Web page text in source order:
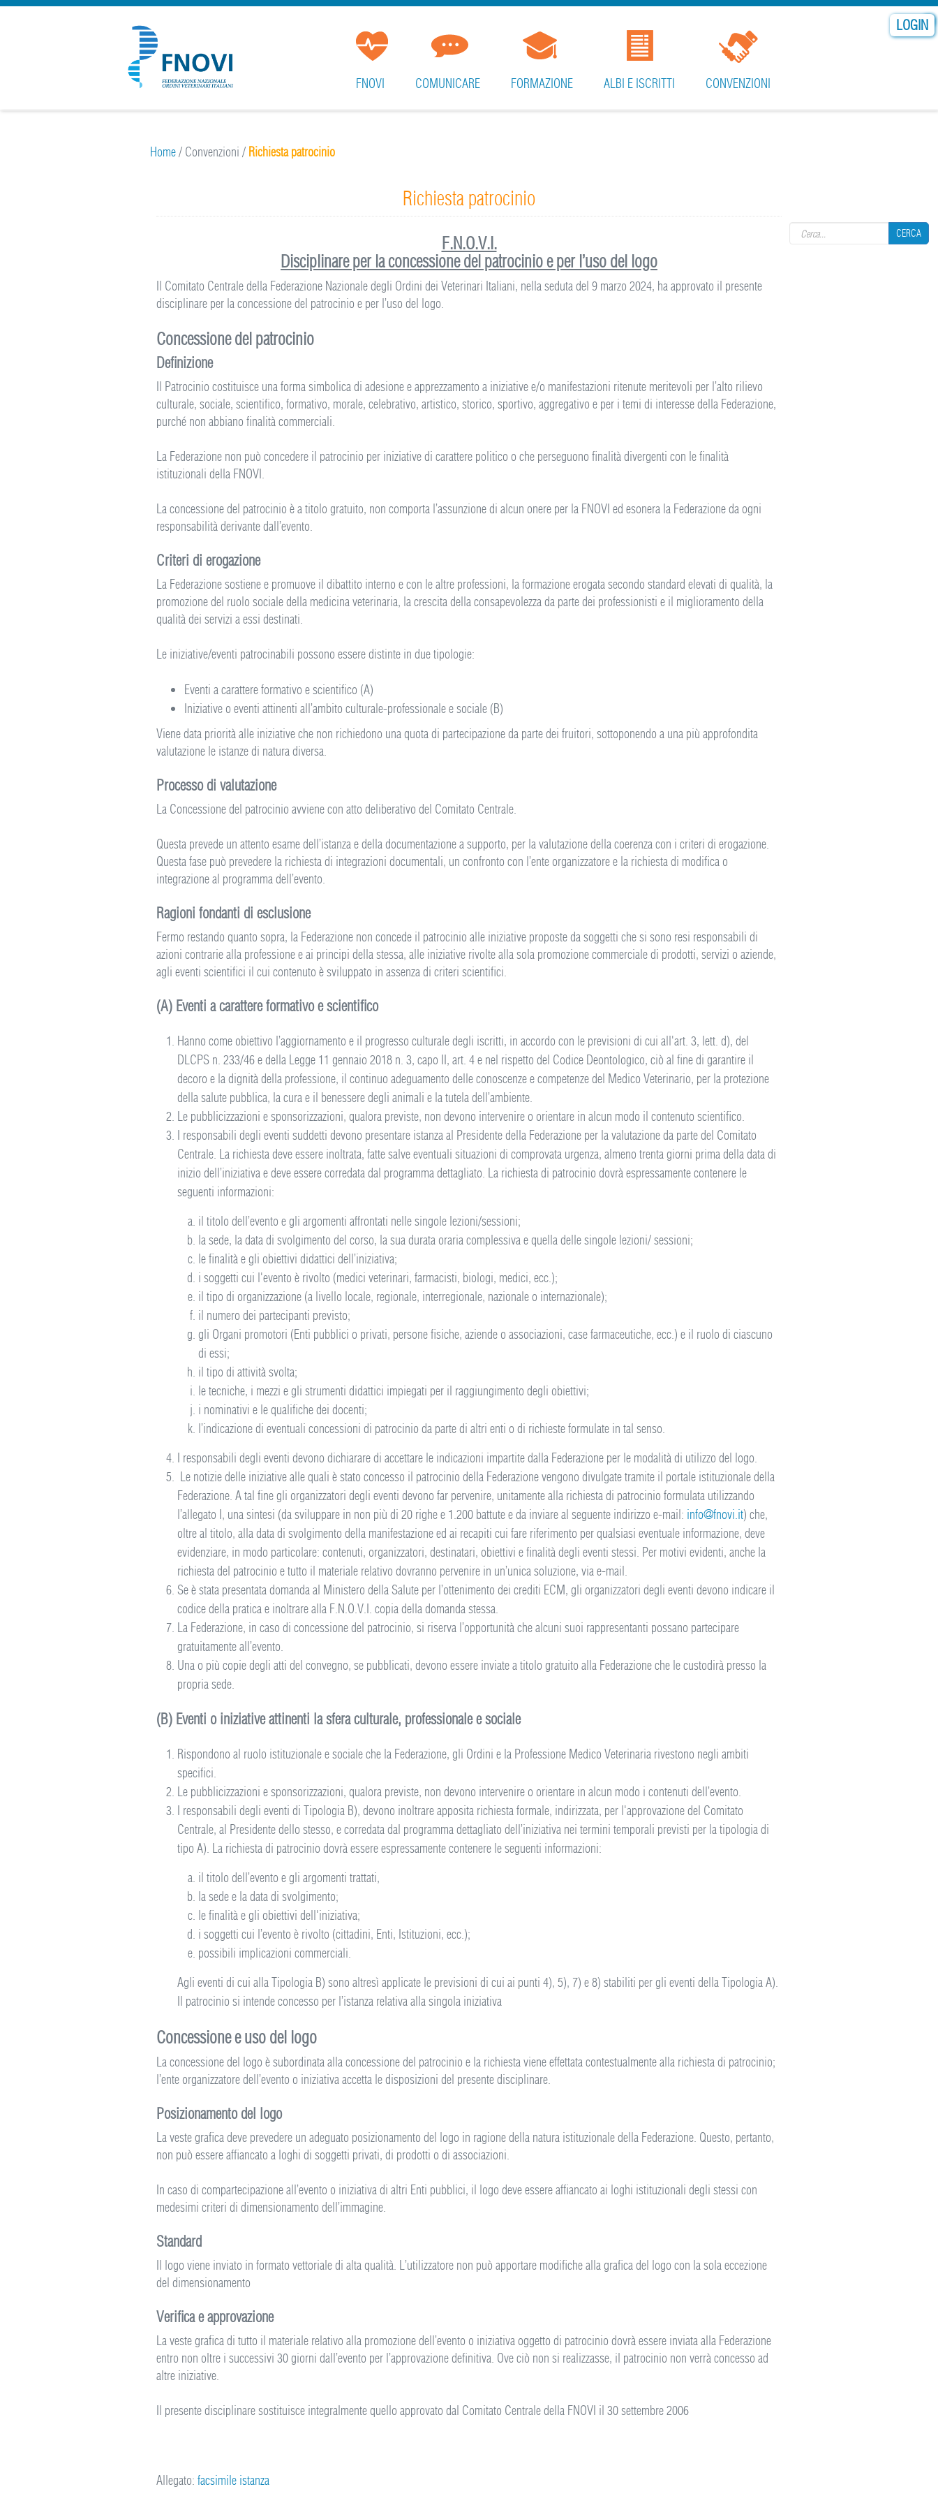
LOGIN
CERCA
FNOVI COMUNICARE FORMAZIONE ALBI E ISCRITTI CONVENZIONI
Home/ Convenzioni / Richiesta patrocinio
Richiesta patrocinio
F.N.O.V.I.
Disciplinare per la concessione del patrocinio e per l’uso del logo
Il Comitato Centrale della Federazione Nazionale degli Ordini dei Veterinari Italiani, nella seduta del 9 marzo 2024, ha approvato il presente
disciplinare per la concessione del patrocinio e per l’uso del logo.
Concessione del patrocinio
Definizione
Il Patrocinio costituisce una forma simbolica di adesione e apprezzamento a iniziative e/o manifestazioni ritenute meritevoli per l’alto rilievo
culturale, sociale, scientifico, formativo, morale, celebrativo, artistico, storico, sportivo, aggregativo e per i temi di interesse della Federazione,
purché non abbiano finalità commerciali.
La Federazione non può concedere il patrocinio per iniziative di carattere politico o che perseguono finalità divergenti con le finalità
istituzionali della FNOVI.
La concessione del patrocinio è a titolo gratuito, non comporta l’assunzione di alcun onere per la FNOVI ed esonera la Federazione da ogni
responsabilità derivante dall’evento.
Criteri di erogazione
La Federazione sostiene e promuove il dibattito interno e con le altre professioni, la formazione erogata secondo standard elevati di qualità, la
promozione del ruolo sociale della medicina veterinaria, la crescita della consapevolezza da parte dei professionisti e il miglioramento della
qualità dei servizi a essi destinati.
Le iniziative/eventi patrocinabili possono essere distinte in due tipologie:
Eventi a carattere formativo e scientifico (A)
Iniziative o eventi attinenti all’ambito culturale-professionale e sociale (B)
Viene data priorità alle iniziative che non richiedono una quota di partecipazione da parte dei fruitori, sottoponendo a una più approfondita
valutazione le istanze di natura diversa.
Processo di valutazione
La Concessione del patrocinio avviene con atto deliberativo del Comitato Centrale.
Questa prevede un attento esame dell’istanza e della documentazione a supporto, per la valutazione della coerenza con i criteri di erogazione.
Questa fase può prevedere la richiesta di integrazioni documentali, un confronto con l’ente organizzatore e la richiesta di modifica o
integrazione al programma dell’evento.
Ragioni fondanti di esclusione
Fermo restando quanto sopra, la Federazione non concede il patrocinio alle iniziative proposte da soggetti che si sono resi responsabili di
azioni contrarie alla professione e ai principi della stessa, alle iniziative rivolte alla sola promozione commerciale di prodotti, servizi o aziende,
agli eventi scientifici il cui contenuto è sviluppato in assenza di criteri scientifici.
(A) Eventi a carattere formativo e scientifico
Hanno come obiettivo l’aggiornamento e il progresso culturale degli iscritti, in accordo con le previsioni di cui all'art. 3, lett. d), del
DLCPS n. 233/46 e della Legge 11 gennaio 2018 n. 3, capo II, art. 4 e nel rispetto del Codice Deontologico, ciò al fine di garantire il
decoro e la dignità della professione, il continuo adeguamento delle conoscenze e competenze del Medico Veterinario, per la protezione
della salute pubblica, la cura e il benessere degli animali e la tutela dell’ambiente.
Le pubblicizzazioni e sponsorizzazioni, qualora previste, non devono intervenire o orientare in alcun modo il contenuto scientifico.
I responsabili degli eventi suddetti devono presentare istanza al Presidente della Federazione per la valutazione da parte del Comitato
Centrale. La richiesta deve essere inoltrata, fatte salve eventuali situazioni di comprovata urgenza, almeno trenta giorni prima della data di
inizio dell’iniziativa e deve essere corredata dal programma dettagliato. La richiesta di patrocinio dovrà espressamente contenere le
seguenti informazioni:
il titolo dell’evento e gli argomenti affrontati nelle singole lezioni/sessioni;
la sede, la data di svolgimento del corso, la sua durata oraria complessiva e quella delle singole lezioni/ sessioni;
le finalità e gli obiettivi didattici dell’iniziativa;
i soggetti cui l'evento è rivolto (medici veterinari, farmacisti, biologi, medici, ecc.);
il tipo di organizzazione (a livello locale, regionale, interregionale, nazionale o internazionale);
il numero dei partecipanti previsto;
gli Organi promotori (Enti pubblici o privati, persone fisiche, aziende o associazioni, case farmaceutiche, ecc.) e il ruolo di ciascuno
di essi;
il tipo di attività svolta;
le tecniche, i mezzi e gli strumenti didattici impiegati per il raggiungimento degli obiettivi;
i nominativi e le qualifiche dei docenti;
l’indicazione di eventuali concessioni di patrocinio da parte di altri enti o di richieste formulate in tal senso.
I responsabili degli eventi devono dichiarare di accettare le indicazioni impartite dalla Federazione per le modalità di utilizzo del logo.
Le notizie delle iniziative alle quali è stato concesso il patrocinio della Federazione vengono divulgate tramite il portale istituzionale della
Federazione. A tal fine gli organizzatori degli eventi devono far pervenire, unitamente alla richiesta di patrocinio formulata utilizzando
l’allegato I, una sintesi (da sviluppare in non più di 20 righe e 1.200 battute e da inviare al seguente indirizzo e-mail: info@fnovi.it) che,
oltre al titolo, alla data di svolgimento della manifestazione ed ai recapiti cui fare riferimento per qualsiasi eventuale informazione, deve
evidenziare, in modo particolare: contenuti, organizzatori, destinatari, obiettivi e finalità degli eventi stessi. Per motivi evidenti, anche la
richiesta del patrocinio e tutto il materiale relativo dovranno pervenire in un’unica soluzione, via e-mail.
Se è stata presentata domanda al Ministero della Salute per l’ottenimento dei crediti ECM, gli organizzatori degli eventi devono indicare il
codice della pratica e inoltrare alla F.N.O.V.I. copia della domanda stessa.
La Federazione, in caso di concessione del patrocinio, si riserva l’opportunità che alcuni suoi rappresentanti possano partecipare
gratuitamente all’evento.
Una o più copie degli atti del convegno, se pubblicati, devono essere inviate a titolo gratuito alla Federazione che le custodirà presso la
propria sede.
(B) Eventi o iniziative attinenti la sfera culturale, professionale e sociale
Rispondono al ruolo istituzionale e sociale che la Federazione, gli Ordini e la Professione Medico Veterinaria rivestono negli ambiti
specifici.
Le pubblicizzazioni e sponsorizzazioni, qualora previste, non devono intervenire o orientare in alcun modo i contenuti dell’evento.
I responsabili degli eventi di Tipologia B), devono inoltrare apposita richiesta formale, indirizzata, per l'approvazione del Comitato
Centrale, al Presidente dello stesso, e corredata dal programma dettagliato dell’iniziativa nei termini temporali previsti per la tipologia di
tipo A). La richiesta di patrocinio dovrà essere espressamente contenere le seguenti informazioni:
il titolo dell’evento e gli argomenti trattati,
la sede e la data di svolgimento;
le finalità e gli obiettivi dell'iniziativa;
i soggetti cui l’evento è rivolto (cittadini, Enti, Istituzioni, ecc.);
possibili implicazioni commerciali.
Agli eventi di cui alla Tipologia B) sono altresì applicate le previsioni di cui ai punti 4), 5), 7) e 8) stabiliti per gli eventi della Tipologia A).
Il patrocinio si intende concesso per l’istanza relativa alla singola iniziativa
Concessione e uso del logo
La concessione del logo è subordinata alla concessione del patrocinio e la richiesta viene effettata contestualmente alla richiesta di patrocinio;
l’ente organizzatore dell’evento o iniziativa accetta le disposizioni del presente disciplinare.
Posizionamento del logo
La veste grafica deve prevedere un adeguato posizionamento del logo in ragione della natura istituzionale della Federazione. Questo, pertanto,
non può essere affiancato a loghi di soggetti privati, di prodotti o di associazioni.
In caso di compartecipazione all’evento o iniziativa di altri Enti pubblici, il logo deve essere affiancato ai loghi istituzionali degli stessi con
medesimi criteri di dimensionamento dell’immagine.
Standard
Il logo viene inviato in formato vettoriale di alta qualità. L’utilizzatore non può apportare modifiche alla grafica del logo con la sola eccezione
del dimensionamento
Verifica e approvazione
La veste grafica di tutto il materiale relativo alla promozione dell’evento o iniziativa oggetto di patrocinio dovrà essere inviata alla Federazione
entro non oltre i successivi 30 giorni dall’evento per l’approvazione definitiva. Ove ciò non si realizzasse, il patrocinio non verrà concesso ad
altre iniziative.
Il presente disciplinare sostituisce integralmente quello approvato dal Comitato Centrale della FNOVI il 30 settembre 2006
Allegato:facsimile istanza